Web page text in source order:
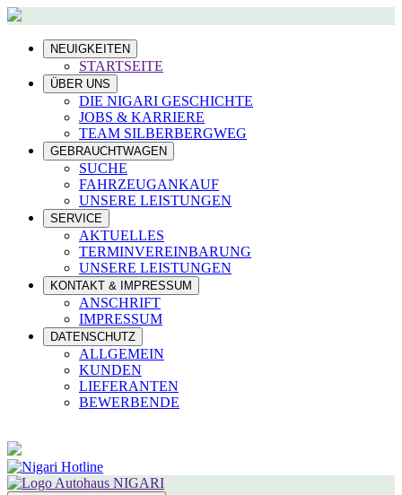
NEUIGKEITEN
STARTSEITE
ÜBER UNS
DIE NIGARI GESCHICHTE
JOBS & KARRIERE
TEAM SILBERBERGWEG
GEBRAUCHTWAGEN
SUCHE
FAHRZEUGANKAUF
UNSERE LEISTUNGEN
SERVICE
AKTUELLES
TERMINVEREINBARUNG
UNSERE LEISTUNGEN
KONTAKT & IMPRESSUM
ANSCHRIFT
IMPRESSUM
DATENSCHUTZ
ALLGEMEIN
KUNDEN
LIEFERANTEN
BEWERBENDE